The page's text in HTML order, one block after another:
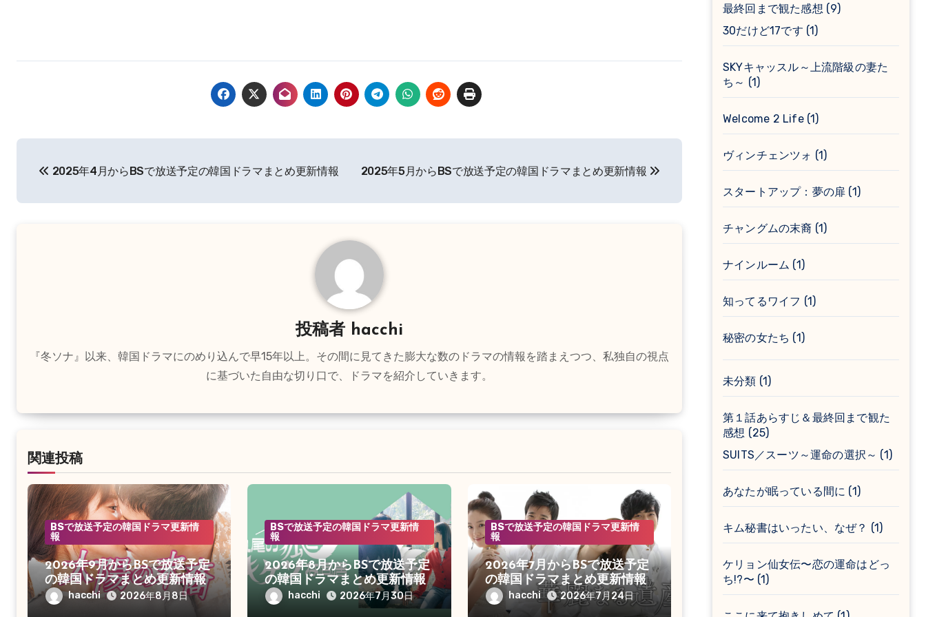
ナ
ョ
2025年4月からBSで放送予定の韓国ドラマまとめ更新情報 2025年5月からBSで放送予定の韓国ドラマまとめ更新情報
投稿者 hacchi
『冬ソナ』以来、韓国ドラマにのめり込んで早15年以上。その間に見てきた膨大な数のドラマの情報を踏まえつつ、私独自の視点
に基づいた自由な切り口で、ドラマを紹介していきます。
関連投稿
BSで放送予定の韓国ドラマ更新情
報
2026年9月からBSで放送予定
の韓国ドラマまとめ更新情報
hacchi 2026年8月8日
BSで放送予定の韓国ドラマ更新情
報
2026年8月からBSで放送予定
の韓国ドラマまとめ更新情報
hacchi 2026年7月30日
BSで放送予定の韓国ドラマ更新情
報
2026年7月からBSで放送予定
の韓国ドラマまとめ更新情報
hacchi 2026年7月24日
最終回まで観た感想 (9)
30だけど17です (1)
SKYキャッスル～上流階級の妻た
ち～ (1)
Welcome 2 Life(1)
ヴィンチェンツォ (1)
スタートアップ：夢の扉 (1)
チャングムの末裔 (1)
ナインルーム (1)
知ってるワイフ (1)
秘密の女たち (1)
未分類 (1)
第１話あらすじ＆最終回まで観た
感想 (25)
SUITS／スーツ～運命の選択～ (1)
あなたが眠っている間に (1)
キム秘書はいったい、なぜ？ (1)
ケリョン仙女伝〜恋の運命はどっ
ち!?〜 (1)